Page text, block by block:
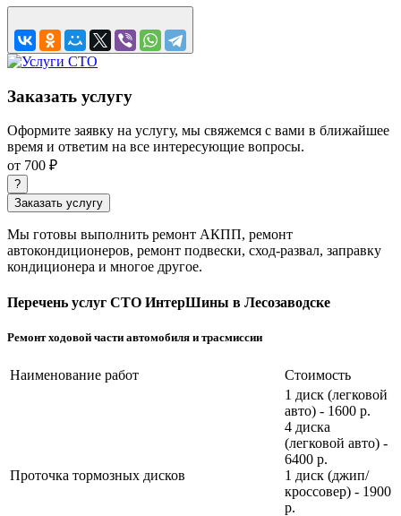
Заказать услугу
Оформите заявку на услугу, мы свяжемся с вами в ближайшее
время и ответим на все интересующие вопросы.
от 700 ₽
?
Заказать услугу
Мы готовы выполнить ремонт АКПП, ремонт
автокондиционеров, ремонт подвески, сход-развал, заправку
кондиционера и многое другое.
Перечень услуг СТО ИнтерШины в Лесозаводске
Ремонт ходовой части автомобиля и трасмиссии
Наименование работ Стоимость
Проточка тормозных дисков
1 диск (легковой
авто) - 1600 р.
4 диска
(легковой авто) -
6400 р.
1 диск (джип/
кроссовер) - 1900
р.